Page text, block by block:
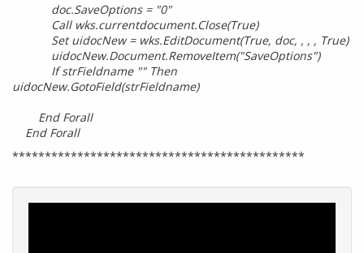
doc.SaveOptions = "0"
Call wks.currentdocument.Close(True)
Set uidocNew = wks.EditDocument(True, doc, , , , True)
uidocNew.Document.RemoveItem("SaveOptions")
If strFieldname "" Then
uidocNew.GotoField(strFieldname)
End Forall
End Forall
*********************************************